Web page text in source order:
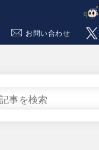
お問い合わせ